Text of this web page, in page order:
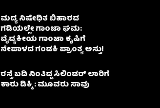
ಮದ್ಯ ನಿಷೇಧಿತ ಬಿಹಾರದ
ಗಡಿಯಲ್ಲೇ ಗಾಂಜಾ ಘಮ:
ವೈದ್ಯಕೀಯ ಗಾಂಜಾ ಕೃಷಿಗೆ
ನೇಪಾಳದ ಗಂಡಕಿ ಪ್ರಾಂತ್ಯ ಅಸ್ತು!
ರಸ್ತೆ ಬದಿ ನಿಂತಿದ್ದ ಸಿಲಿಂಡರ್ ಲಾರಿಗೆ
ಕಾರು ಡಿಕ್ಕಿ : ಮೂವರು ಸಾವು